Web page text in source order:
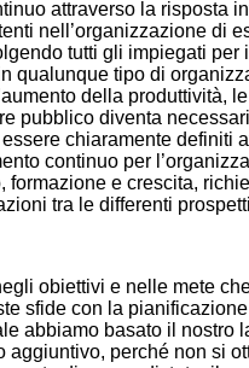
attraverso la risposta
nell’organizzazione di
tutti gli impiegati
qualunque tipo di
della produttività,
pubblico diventa
chiaramente definiti
continuo per
e crescita,
tra le differenti
obiettivi e nelle mete
sfide con la
abbiamo basato il nostro
perché non si